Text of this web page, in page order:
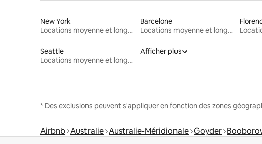
New York
Locations moyenne et longue durée
Barcelone
Locations moyenne et longue durée
Seattle
Locations moyenne et longue durée
Afficher plus
* Des exclusions peuvent s'appliquer en fonction des zones
Airbnb Australie Australie-Méridionale Goyder